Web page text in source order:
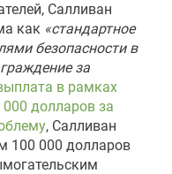
Салливан
как «стандартное
безопасности в
за
в рамках
долларов за
, Салливан
100 000 долларов